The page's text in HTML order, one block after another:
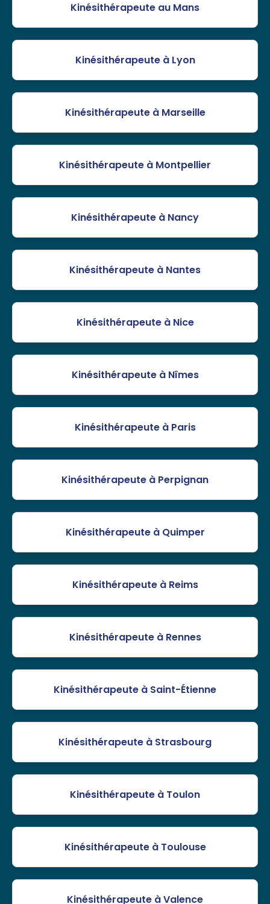
Kinésithérapeute au Mans
Kinésithérapeute à Lyon
Kinésithérapeute à Marseille
Kinésithérapeute à Montpellier
Kinésithérapeute à Nancy
Kinésithérapeute à Nantes
Kinésithérapeute à Nice
Kinésithérapeute à Nîmes
Kinésithérapeute à Paris
Kinésithérapeute à Perpignan
Kinésithérapeute à Quimper
Kinésithérapeute à Reims
Kinésithérapeute à Rennes
Kinésithérapeute à Saint-Étienne
Kinésithérapeute à Strasbourg
Kinésithérapeute à Toulon
Kinésithérapeute à Toulouse
Kinésithérapeute à Valence